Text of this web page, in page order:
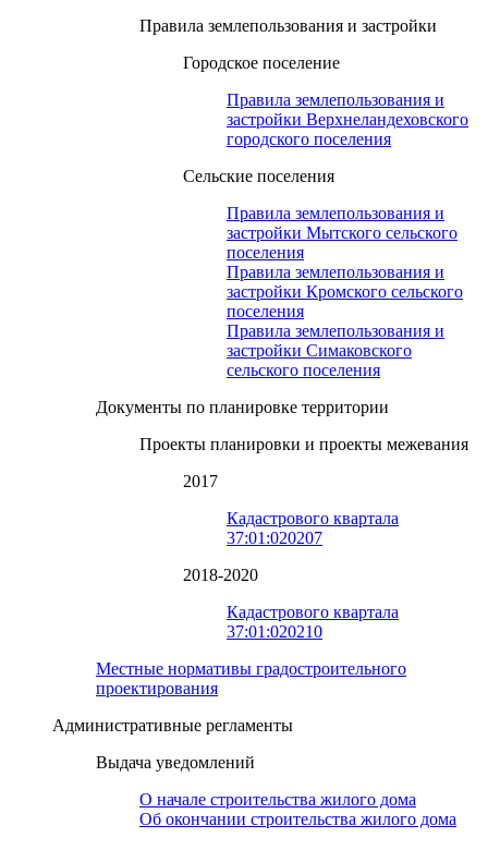
Правила землепользования и застройки
Городское поселение
Правила землепользования и
застройки Верхнеландеховского
городского поселения
Сельские поселения
Правила землепользования и
застройки Мытского сельского
поселения
Правила землепользования и
застройки Кромского сельского
поселения
Правила землепользования и
застройки Симаковского
сельского поселения
Документы по планировке территории
Проекты планировки и проекты межевания
2017
Кадастрового квартала
37:01:020207
2018-2020
Кадастрового квартала
37:01:020210
Местные нормативы градостроительного
проектирования
Административные регламенты
Выдача уведомлений
О начале строительства жилого дома
Об окончании строительства жилого дома